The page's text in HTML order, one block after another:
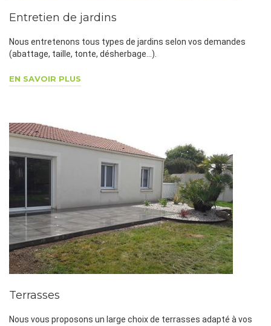
Entretien de jardins
Nous entretenons tous types de jardins selon vos demandes
(abattage, taille, tonte, désherbage…).
EN SAVOIR PLUS
Terrasses
Nous vous proposons un large choix de terrasses adapté à vos